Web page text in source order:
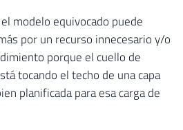
modelo equivocado puede
por un recurso innecesario y/o
porque el cuello de
tocando el techo de una capa
planificada para esa carga de